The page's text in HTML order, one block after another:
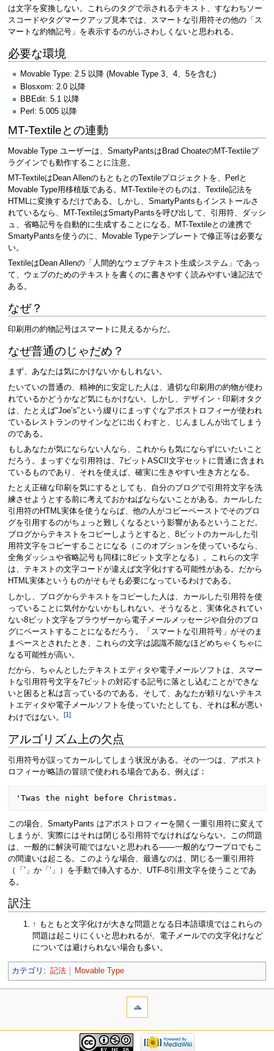
は文字を変換しない。これらのタグで示されるテキスト、すなわちソー
スコードやタグマークアップ見本では、スマートな引用符その他の「ス
マートな約物記号」を表示するのがふさわしくないと思われる。
必要な環境
Movable Type: 2.5 以降 (Movable Type 3、4、5を含む)
Blosxom: 2.0 以降
BBEdit: 5.1 以降
Perl: 5.005 以降
MT-Textileとの連動
Movable Type ユーザーは、SmartyPantsはBrad ChoateのMT-Textileプ
ラグインでも動作することに注意。
MT-TextileはDean AllenのもともとのTextileプロジェクトを、Perlと
Movable Type用移植版である。MT-Textileそのものは、Textile記法を
HTMLに変換するだけである。しかし、SmartyPantsもインストールさ
れているなら、MT-TextileはSmartyPantsを呼び出して、引用符、ダッシ
ュ、省略記号を自動的に生成することになる。MT-Textileとの連携で
SmartyPantsを使うのに、Movable Typeテンプレートで修正等は必要な
い。
TextileはDean Allenの「人間的なウェブテキスト生成システム」であっ
て、ウェブのためのテキストを書くのに書きやすく読みやすい速記法で
ある。
なぜ？
印刷用の約物記号はスマートに見えるからだ。
なぜ普通のじゃだめ？
まず、あなたは気にかけないかもしれない。
たいていの普通の、精神的に安定した人は、適切な印刷用の約物が使わ
れているかどうかなど気にもかけない。しかし、デザイン・印刷オタク
は、たとえば“Joe’s”という綴りにまっすぐなアポストロフィーが使われ
ているレストランのサインなどに出くわすと、じんましんが出てしまう
のである。
もしあなたが気にならない人なら、これからも気にならずにいたいこと
だろう。まっすぐな引用符は、7ビットASCII文字セットに普通に含まれ
ているものであり、それを使えば、確実に生きやすい生き方となる。
たとえ正確な印刷を気にするとしても、自分のブログで引用符文字を洗
練させようとする前に考えておかねばならないことがある。カールした
引用符のHTML実体を使うならば、他の人がコピーペーストでそのブロ
グを引用するのがちょっと難しくなるという影響があるということだ。
ブログからテキストをコピーしようとすると、8ビットのカールした引
用符文字をコピーすることになる（このオプションを使っているなら、
全角ダッシュや省略記号も同様に8ビット文字となる）。これらの文字
は、テキストの文字コードが違えば文字化けする可能性がある。だから
HTML実体というものがそもそも必要になっているわけである。
しかし、ブログからテキストをコピーした人は、カールした引用符を使
っていることに気付かないかもしれない。そうなると、実体化されてい
ない8ビット文字をブラウザーから電子メールメッセージや自分のブロ
グにペーストすることになるだろう。「スマートな引用符号」がそのま
まペースとされたとき、これらの文字は認識不能なほどめちゃくちゃに
なる可能性が高い。
だから、ちゃんとしたテキストエディタや電子メールソフトは、スマー
トな引用符号文字を7ビットの対応する記号に落とし込むことができな
いと困ると私は言っているのである。そして、あなたが頼りないテキス
トエディタや電子メールソフトを使っていたとしても、それは私が悪い
わけではない。
[1]
アルゴリズム上の欠点
引用符号が誤ってカールしてしまう状況がある。その一つは、アポスト
ロフィーが略語の冒頭で使われる場合である。例えば：
この場合、SmartyPants はアポストロフィーを開く一重引用符に変えて
しまうが、実際にはそれは閉じる引用符でなければならない。この問題
は、一般的に解決可能ではないと思われる――一般的なワープロでもこ
の間違いは起こる。このような場合、最適なのは、閉じる一重引用符
（「’」か「’」）を手動で挿入するか、UTF-8引用文字を使うことであ
る。
訳注
↑ もともと文字化けが大きな問題となる日本語環境ではこれらの
問題は起こりにくいと思われるが、電子メールでの文字化けなど
については避けられない場合も多い。
カテゴリ : 記法 Movable Type